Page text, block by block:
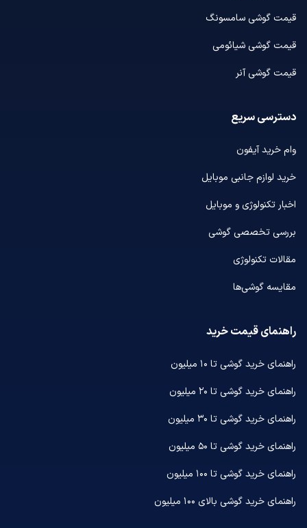
قیمت گوشی سامسونگ
قیمت گوشی شیائومی
قیمت گوشی آنر
دسترسی سریع
وام خرید آیفون
خرید لوازم جانبی موبایل
اخبار تکنولوژی و موبایل
بررسی تخصصی گوشی
مقالات تکنولوژی
مقایسه گوشی‌ها
راهنمای قیمت خرید
راهنمای خرید گوشی تا ۱۰ میلیون
راهنمای خرید گوشی تا ۲۰ میلیون
راهنمای خرید گوشی تا ۳۰ میلیون
راهنمای خرید گوشی تا ۵۰ میلیون
راهنمای خرید گوشی تا ۱۰۰ میلیون
راهنمای خرید گوشی بالای ۱۰۰ میلیون